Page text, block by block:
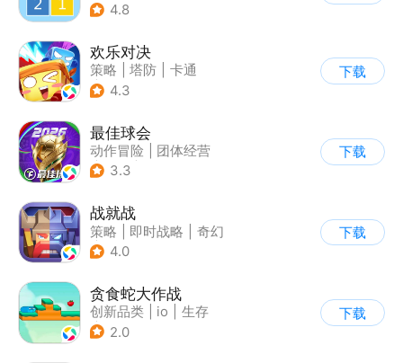
4.8
欢乐对决
策略 塔防
卡通
| 卡牌
4.3
下载
最佳球会
动作冒险
团体经营
| 足球
3.3
下载
战就战
策略 即时战略
奇幻
| 欧美风
4.0
下载
贪食蛇大作战
创新品类 io
生存
| 写实
2.0
下载